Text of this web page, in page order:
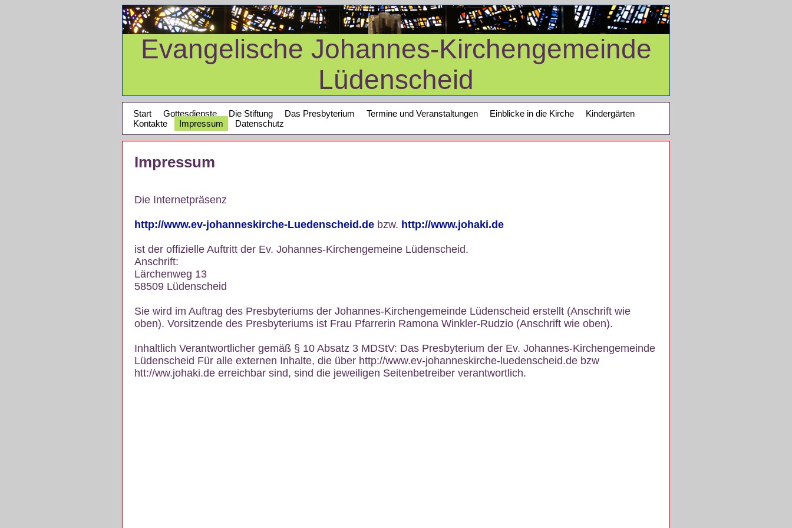
Evangelische Johannes-Kirchengemeinde
Lüdenscheid
Start Gottesdienste Die Stiftung Das Presbyterium Termine und Veranstaltungen Einblicke in die Kirche
Kindergärten
Kontakte
Impressum Datenschutz
Impressum
Die Internetpräsenz
http://www.ev-johanneskirche-Luedenscheid.de bzw. http://www.johaki.de
ist der offizielle Auftritt der Ev. Johannes-Kirchengemeine Lüdenscheid.
Anschrift:
Lärchenweg 13
58509 Lüdenscheid
Sie wird im Auftrag des Presbyteriums der Johannes-Kirchengemeinde Lüdenscheid erstellt (Anschrift wie
oben). Vorsitzende des Presbyteriums ist Frau Pfarrerin Ramona Winkler-Rudzio (Anschrift wie oben).
Inhaltlich Verantwortlicher gemäß § 10 Absatz 3 MDStV: Das Presbyterium der Ev. Johannes-Kirchengemeinde
Lüdenscheid Für alle externen Inhalte, die über http://www.ev-johanneskirche-luedenscheid.de bzw
htt://ww.johaki.de erreichbar sind, sind die jeweiligen Seitenbetreiber verantwortlich.